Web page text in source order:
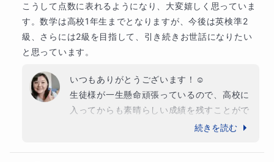
こうして点数に表れるようになり、大変嬉しく思っていま
す。数学は高校1年生までとなりますが、今後は英検準2
級、さらには2級を目指して、引き続きお世話になりたい
と思っています。
いつもありがとうございます！☺️
生徒様が一生懸命頑張っているので、高校に
入ってからも素晴らしい成績を残すことがで
きています。これからも英検取得に向けて一
で、どうぞ引き続きよろしくお願いいたしま
続きを読む